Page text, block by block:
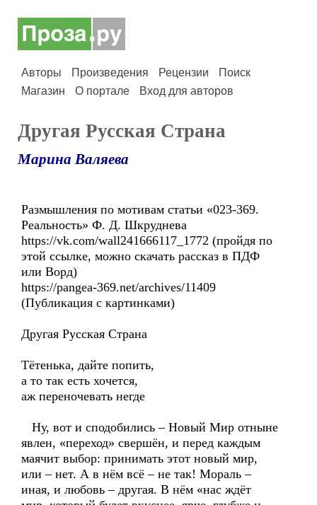
Авторы Произведения Рецензии
Поиск
Магазин
О портале Вход для авторов
Другая Русская Страна
Марина Валяева
Размышления по мотивам статьи «023-369.
Реальность» Ф. Д. Шкруднева
https://vk.com/wall241666117_1772 (пройдя по
этой ссылке, можно скачать рассказ в ПДФ
или Ворд)
https://pangea-369.net/archives/11409
(Публикация с картинками)
Другая Русская Страна
Тётенька, дайте попить,
а то так есть хочется,
аж переночевать негде
Ну, вот и сподобились – Новый Мир отныне
явлен, «переход» свершён, и перед каждым
маячит выбор: принимать этот новый мир,
или – нет. А в нём всё – не так! Мораль –
иная, и любовь – другая. В нём «нас ждёт